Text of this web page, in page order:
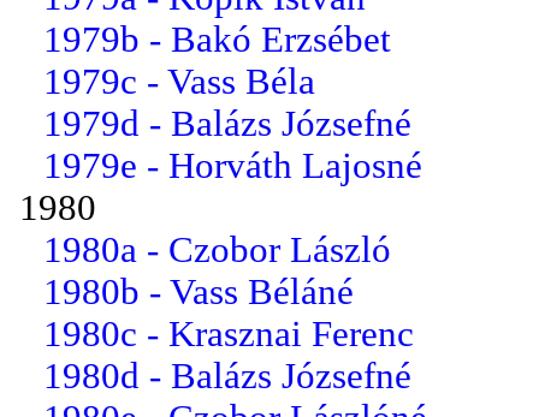
1979b - Bakó Erzsébet
1979c - Vass Béla
1979d - Balázs Józsefné
1979e - Horváth Lajosné
1980
1980a - Czobor László
1980b - Vass Béláné
1980c - Krasznai Ferenc
1980d - Balázs Józsefné